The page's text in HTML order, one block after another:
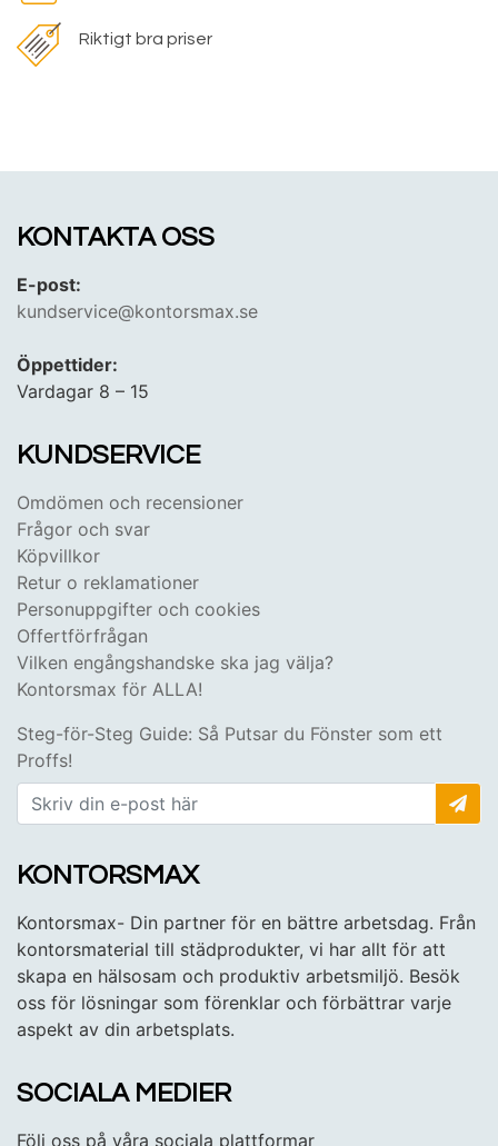
Riktigt bra priser
KONTAKTA OSS
E-post:
kundservice@kontorsmax.se
Öppettider:
Vardagar 8 – 15
KUNDSERVICE
Omdömen och recensioner
Frågor och svar
Köpvillkor
Retur o reklamationer
Personuppgifter och cookies
Offertförfrågan
Vilken engångshandske ska jag välja?
Kontorsmax för ALLA!
Steg-för-Steg Guide: Så Putsar du Fönster som ett
Proffs!
KONTORSMAX
Kontorsmax- Din partner för en bättre arbetsdag. Från
kontorsmaterial till städprodukter, vi har allt för att
skapa en hälsosam och produktiv arbetsmiljö. Besök
oss för lösningar som förenklar och förbättrar varje
aspekt av din arbetsplats.
SOCIALA MEDIER
Följ oss på våra sociala plattformar